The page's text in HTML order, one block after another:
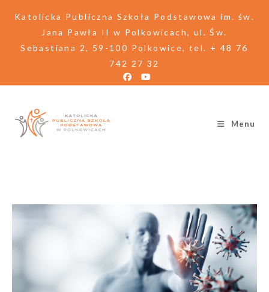
Katolicka Publiczna Szkoła Podstawowa im. św.
Jana Pawła II w Polkowicach, ul. Św.
Sebastiana 2, 59-100 Polkowice, tel. + 48 76
742 27 32
Menu